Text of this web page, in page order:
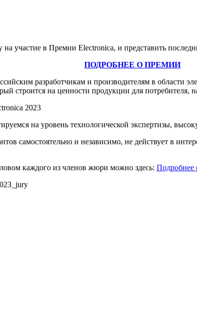
на участие в Премии Electronica, и представить
ПОДРОБНЕЕ О ПРЕМИИ
разработчикам и производителям в области
строится на ценности продукции для потребителя,
2023
на уровень технологической экспертизы,
самостоятельно и независимо, не действует в
каждого из членов жюри можно здесь: